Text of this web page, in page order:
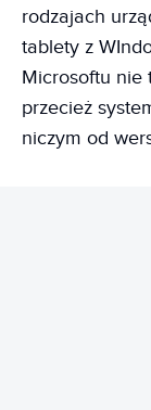
rodzajach
tablety z
Microsoftu nie
przecież
niczym od